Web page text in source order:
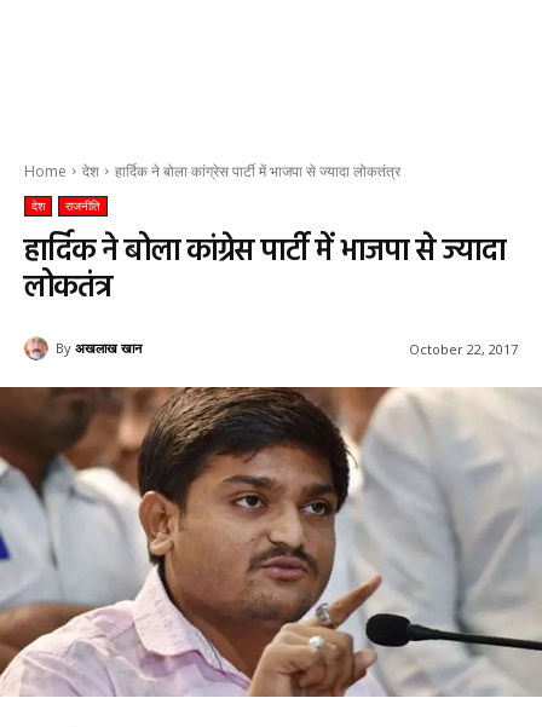
Home देश हार्दिक ने बोला कांग्रेस पार्टी में भाजपा से ज्यादा लोकतंत्र
देश राजनीति
हार्दिक ने बोला कांग्रेस पार्टी में भाजपा से ज्यादा
लोकतंत्र
By अखलाख खान October 22, 2017